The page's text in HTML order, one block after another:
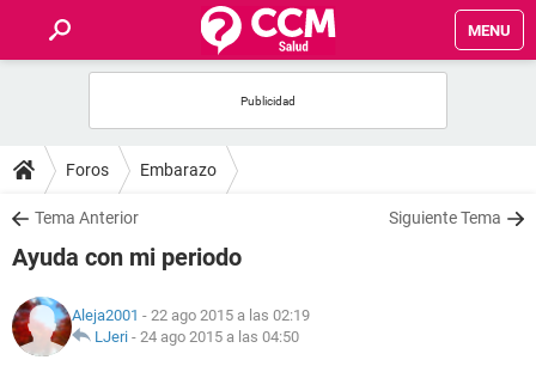
MENU
FOROS
SALUD
FAMILIA
NUTRICIÓN
Foros Embarazo
Tema Anterior Siguiente Tema
Ayuda con mi periodo
Aleja2001 - 22 ago 2015 a las 02:19
LJeri - 24 ago 2015 a las 04:50